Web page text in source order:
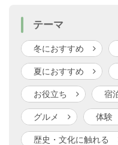
テーマ
冬におすすめ
夏におすすめ
お役立ち 宿
グルメ 体験
歴史・文化に触れる